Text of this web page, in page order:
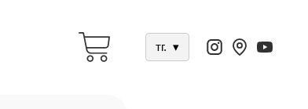
тг. ▾